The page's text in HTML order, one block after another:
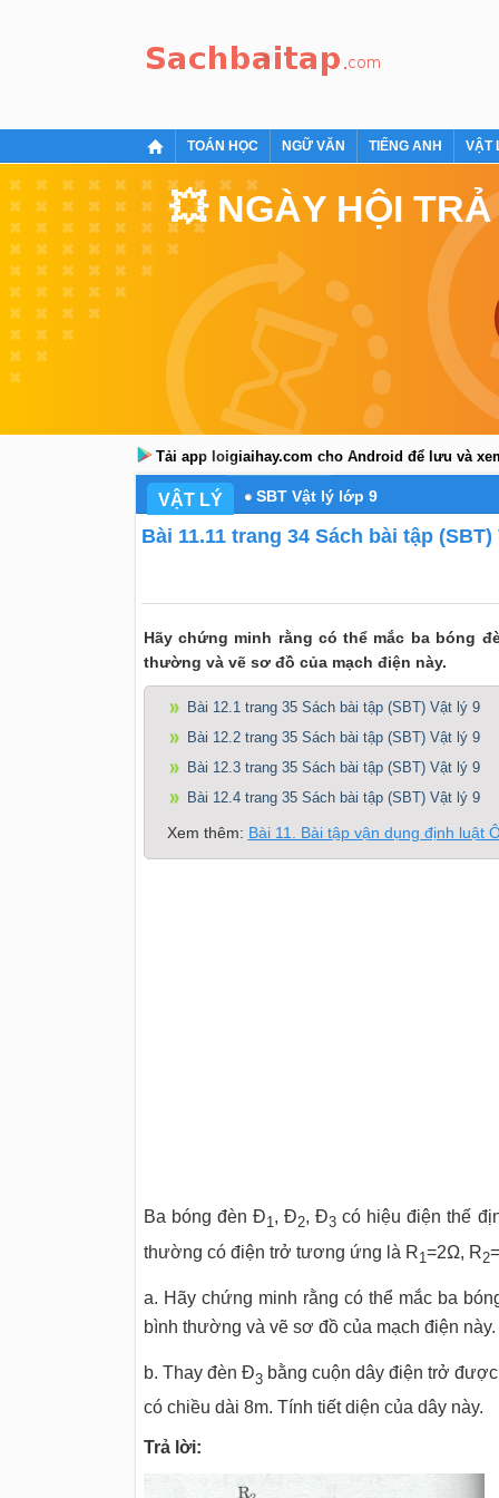
TOÁN HỌC NGỮ VĂN TIẾNG ANH VẬT
💥 NGÀY HỘI
Tải app loigiaihay.com cho Android để lưu và
VẬT LÝ SBT Vật lý lớp 9
Bài 11.11 trang 34 Sách bài tập (SBT)
Hãy chứng minh rằng có thể mắc ba bóng
thường và vẽ sơ đồ của mạch điện này.
Bài 12.1 trang 35 Sách bài tập (SBT) Vật lý 9
Bài 12.2 trang 35 Sách bài tập (SBT) Vật lý 9
Bài 12.3 trang 35 Sách bài tập (SBT) Vật lý 9
Bài 12.4 trang 35 Sách bài tập (SBT) Vật lý 9
Xem thêm: Bài 11. Bài tập vận dụng định luật
Ba bóng đèn Đ1, Đ2, Đ3 có hiệu điện thế
thường có điện trở tương ứng là R1=2Ω, R2
a. Hãy chứng minh rằng có thể mắc ba
bình thường và vẽ sơ đồ của mạch điện này.
b. Thay đèn Đ3bằng cuộn dây điện trở được
có chiều dài 8m. Tính tiết diện của dây này.
Trả lời: